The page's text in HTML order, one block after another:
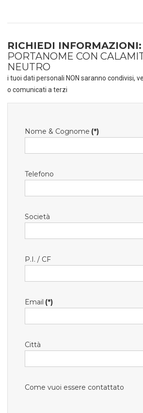
RICHIEDI INFORMAZIONI:
PORTANOME CON
NEUTRO
i tuoi dati personali NON saranno condivisi,
o comunicati a terzi
Nome & Cognome (*)
Telefono
Società
P.I. / CF
Email (*)
Città
Come vuoi essere contattato